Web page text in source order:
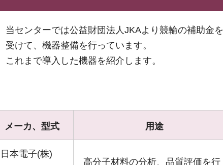
当センターでは公益財団法人JKAより競輪の補助金を
受けて、機器整備を行っています。
これまで導入した機器を紹介します。
メーカ、型式 用途
日本電子(株)
高分子材料の分析、品質評価を行